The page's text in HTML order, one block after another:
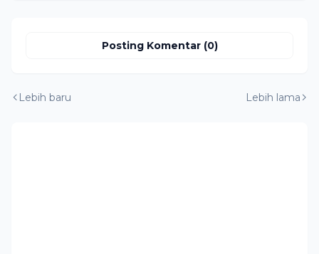
Posting Komentar (0)
Lebih baru Lebih lama